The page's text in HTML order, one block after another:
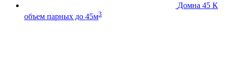
Домна 45 К
объем парных до 45м3